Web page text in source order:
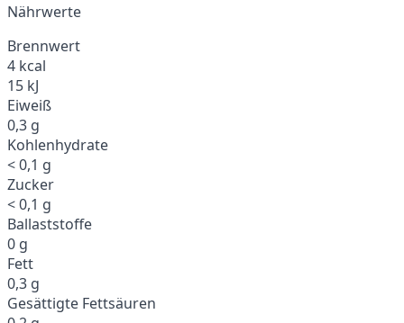
Nährwerte
Brennwert
4 kcal
15 kJ
Eiweiß
0,3 g
Kohlenhydrate
< 0,1 g
Zucker
< 0,1 g
Ballaststoffe
0 g
Fett
0,3 g
Gesättigte Fettsäuren